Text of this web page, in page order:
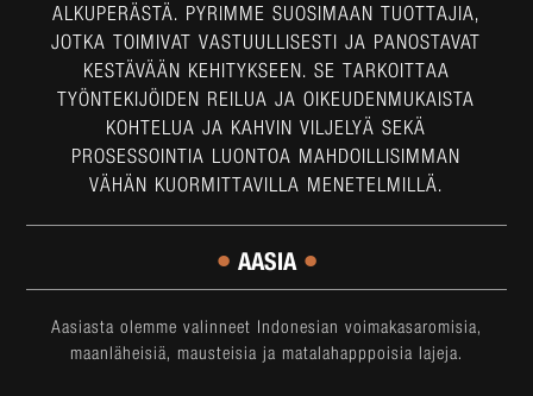
ALKUPERÄSTÄ. PYRIMME SUOSIMAAN TUOTTAJIA,
JOTKA TOIMIVAT VASTUULLISESTI JA PANOSTAVAT
KESTÄVÄÄN KEHITYKSEEN. SE TARKOITTAA
TYÖNTEKIJÖIDEN REILUA JA OIKEUDENMUKAISTA
KOHTELUA JA KAHVIN VILJELYÄ SEKÄ
PROSESSOINTIA LUONTOA MAHDOILLISIMMAN
VÄHÄN KUORMITTAVILLA MENETELMILLÄ.
• AASIA •
Aasiasta olemme valinneet Indonesian voimakasaromisia,
maanläheisiä, mausteisia ja matalahapppoisia lajeja.